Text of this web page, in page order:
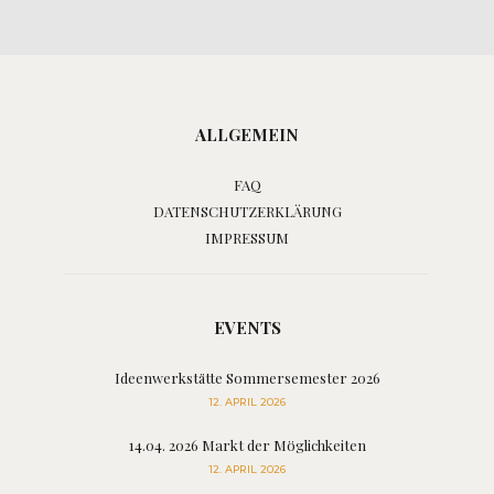
ALLGEMEIN
FAQ
DATENSCHUTZERKLÄRUNG
IMPRESSUM
EVENTS
Ideenwerkstätte Sommersemester 2026
12. APRIL 2026
14.04. 2026 Markt der Möglichkeiten
12. APRIL 2026